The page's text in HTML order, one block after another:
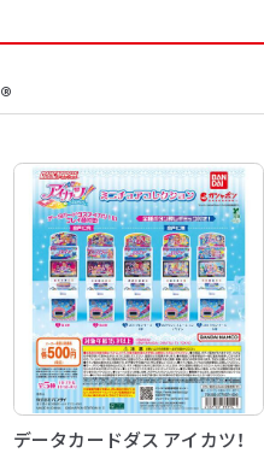
®
データカードダス アイカツ！